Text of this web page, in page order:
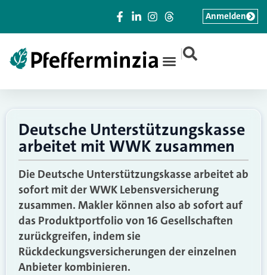
|
Anmelden
Deutsche Unterstützungskasse
arbeitet mit WWK zusammen
Die Deutsche Unterstützungskasse arbeitet ab
sofort mit der WWK Lebensversicherung
zusammen. Makler können also ab sofort auf
das Produktportfolio von 16 Gesellschaften
zurückgreifen, indem sie
Rückdeckungsversicherungen der einzelnen
Anbieter kombinieren.